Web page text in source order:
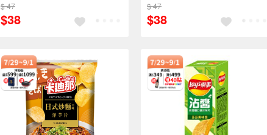
$ 47
$38
$ 47
$38